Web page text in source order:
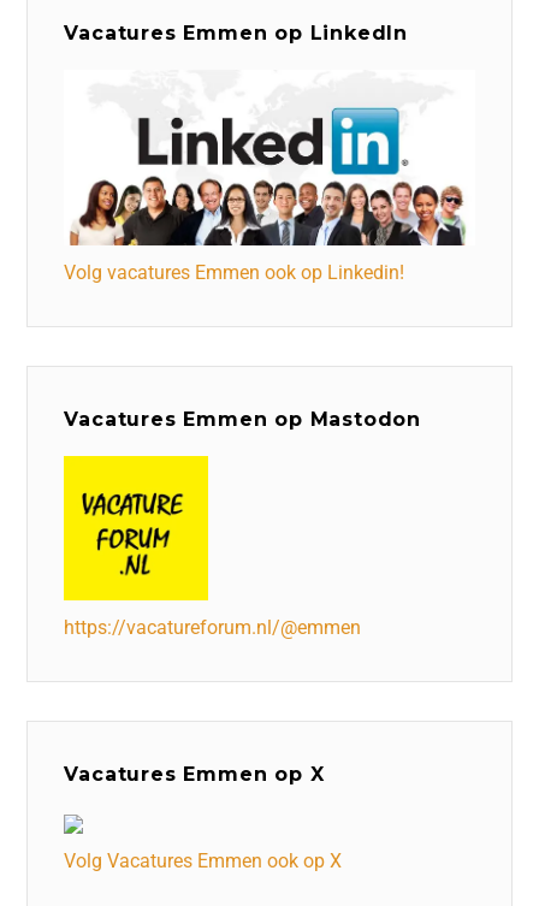
Vacatures Emmen op LinkedIn
Volg vacatures Emmen ook op Linkedin!
Vacatures Emmen op Mastodon
https://vacatureforum.nl/@emmen
Vacatures Emmen op X
Volg Vacatures Emmen ook op X